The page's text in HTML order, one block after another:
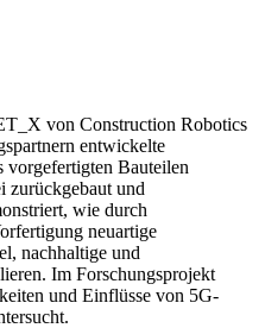
von Construction Robotics
entwickelte
vorgefertigten Bauteilen
zurückgebaut und
wie durch
neuartige
nachhaltige und
Im Forschungsprojekt
und Einflüsse von 5G-